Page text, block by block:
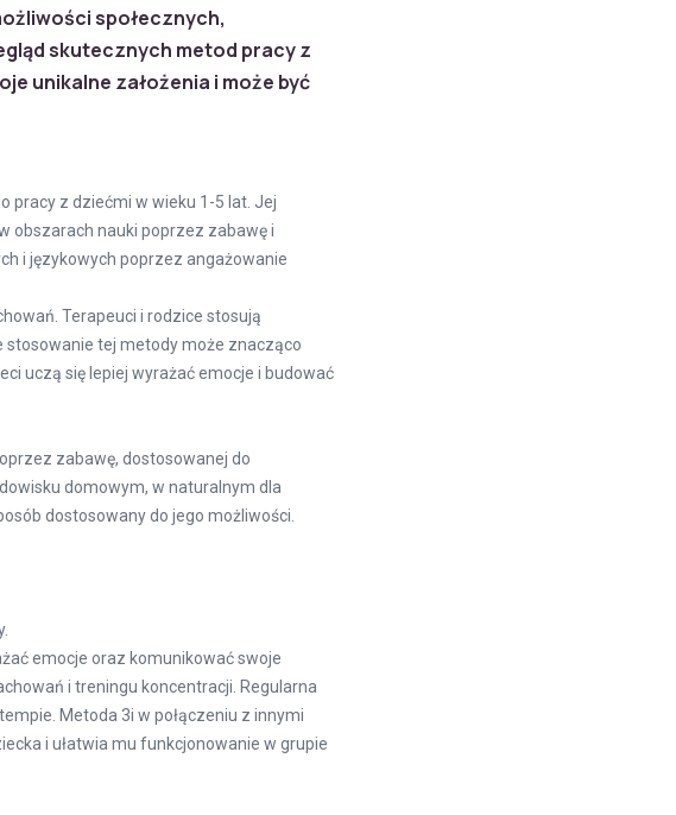
społecznych,
skutecznych metod pracy z
unikalne założenia i może być
pracy z dziećmi w wieku 1-5 lat. Jej
obszarach nauki poprzez zabawę i
i językowych poprzez angażowanie
Terapeuci i rodzice stosują
stosowanie tej metody może znacząco
uczą się lepiej wyrażać emocje i budować
zabawę, dostosowanej do
domowym, w naturalnym dla
dostosowany do jego możliwości.
emocje oraz komunikować swoje
i treningu koncentracji. Regularna
Metoda 3i w połączeniu z innymi
i ułatwia mu funkcjonowanie w grupie